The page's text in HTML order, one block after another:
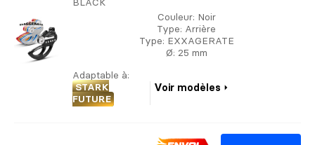
BLACK
Couleur: Noir
Type: Arrière
Type: EXXAGERATE
Ø: 25 mm
Adaptable à:
STARK
FUTURE
Voir modèles